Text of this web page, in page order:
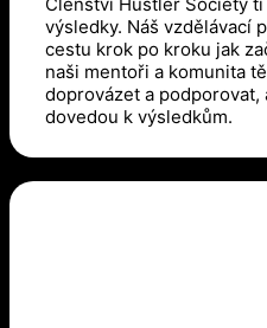
výsledky. Náš vzdělávací
cestu krok po kroku jak
naši mentoři a komunita
doprovázet a podporovat,
dovedou k výsledkům.